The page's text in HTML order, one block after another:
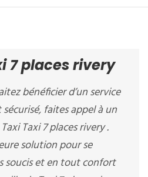
7 places rivery
bénéficier d’un service
faites appel à un
Taxi 7 places rivery .
solution pour se
soucis et en tout confort